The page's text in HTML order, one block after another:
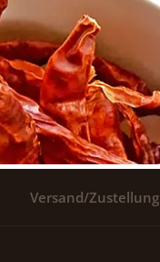
Versand/Zustellung